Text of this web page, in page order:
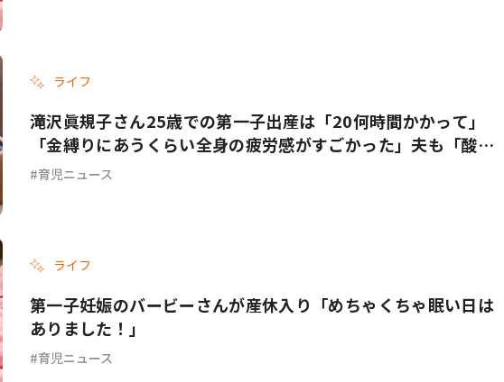
ライフ
滝沢眞規子さん25歳での第一子出産は「20何時間かかって」
「金縛りにあうくらい全身の疲労感がすごかった」夫も「酸欠
で倒れてた」
育児ニュース
ライフ
第一子妊娠のバービーさんが産休入り「めちゃくちゃ眠い日は
ありました！」
育児ニュース